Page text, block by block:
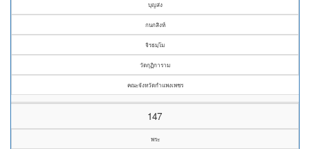
บุญส่ง
กนกสิงห์
จิรธมฺโม
วัดกุฏิการาม
คณะจังหวัดกำแพงเพชร
147
พระ